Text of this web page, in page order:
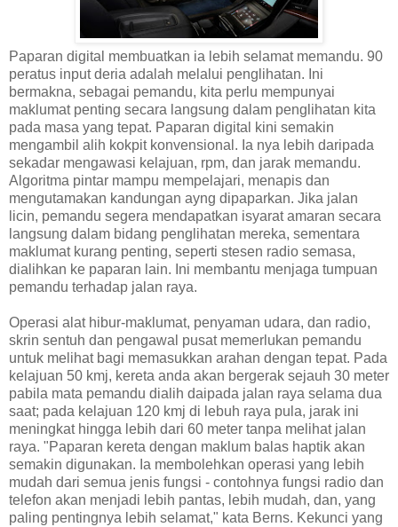
Paparan digital membuatkan ia lebih selamat memandu. 90
peratus input deria adalah melalui penglihatan. Ini
bermakna, sebagai pemandu, kita perlu mempunyai
maklumat penting secara langsung dalam penglihatan kita
pada masa yang tepat. Paparan digital kini semakin
mengambil alih kokpit konvensional. Ia nya lebih daripada
sekadar mengawasi kelajuan, rpm, dan jarak memandu.
Algoritma pintar mampu mempelajari, menapis dan
mengutamakan kandungan ayng dipaparkan. Jika jalan
licin, pemandu segera mendapatkan isyarat amaran secara
langsung dalam bidang penglihatan mereka, sementara
maklumat kurang penting, seperti stesen radio semasa,
dialihkan ke paparan lain. Ini membantu menjaga tumpuan
pemandu terhadap jalan raya.
Operasi alat hibur-maklumat, penyaman udara, dan radio,
skrin sentuh dan pengawal pusat memerlukan pemandu
untuk melihat bagi memasukkan arahan dengan tepat. Pada
kelajuan 50 kmj, kereta anda akan bergerak sejauh 30 meter
pabila mata pemandu dialih daipada jalan raya selama dua
saat; pada kelajuan 120 kmj di lebuh raya pula, jarak ini
meningkat hingga lebih dari 60 meter tanpa melihat jalan
raya. "Paparan kereta dengan maklum balas haptik akan
semakin digunakan. Ia membolehkan operasi yang lebih
mudah dari semua jenis fungsi - contohnya fungsi radio dan
telefon akan menjadi lebih pantas, lebih mudah, dan, yang
paling pentingnya lebih selamat," kata Berns. Kekunci yang